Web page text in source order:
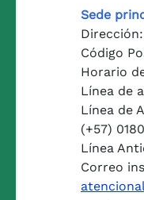
Sede
Código
Horario
Línea de
Línea de
(+57)
Línea
Correo